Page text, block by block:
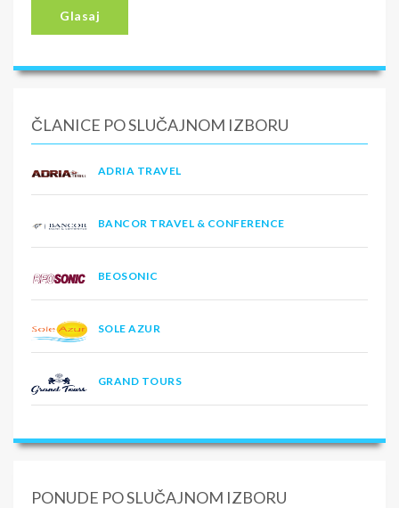
Glasaj
ČLANICE PO SLUČAJNOM IZBORU
ADRIA TRAVEL
BANCOR TRAVEL & CONFERENCE
BEOSONIC
SOLE AZUR
GRAND TOURS
PONUDE PO SLUČAJNOM IZBORU